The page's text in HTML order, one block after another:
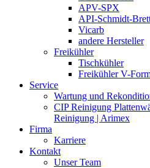
APV-SPX
API-Schmidt-
Vicarb
andere Hersteller
Freikühler
Tischkühler
Freikühler V-
Service
Wartung und
CIP Reinigung
Reinigung | Arimex
Firma
Karriere
Kontakt
Unser Team